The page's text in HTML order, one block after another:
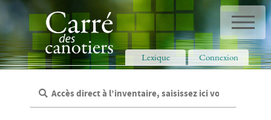
Panneau de gestion des cookies
Lexique Connexion